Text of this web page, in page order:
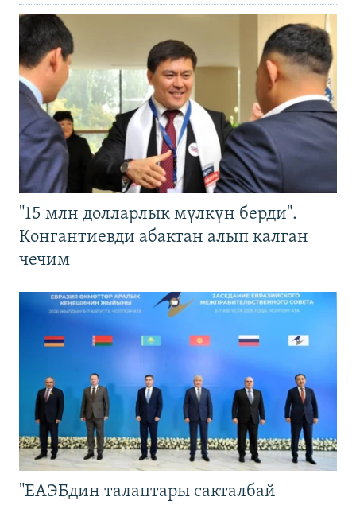
"15 млн долларлык мүлкүн берди".
Конгантиевди абактан алып калган
чечим
"ЕАЭБдин талаптары сакталбай